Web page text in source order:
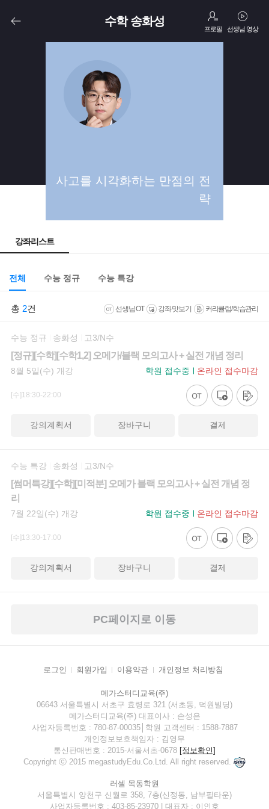
수학 송화성
프로필 선생님 영상
사고를 시각화하는 만점의 전
략
강좌리스트
전체 수능 정규 수능 특강
총 2건 선생님 OT 강좌 맛보기 커리큘럼/학습관리
수능 정규 송화성 고3/N수
[정규][수학][수학1,2] 오메가/블랙 모의고사 + 실전 개념 정리
8월 5일(수) 개강 학원 접수중 온라인 접수마감
[수]18:30-22:00
강의계획서 장바구니 결제
수능 특강 송화성 고3/N수
[썸머특강][수학][미적분] 오메가 블랙 모의고사 + 실전 개념 정
리
7월 22일(수) 개강 학원 접수중 온라인 접수마감
[수]13:30-17:00
강의계획서 장바구니 결제
PC페이지로 이동
로그인 회원가입 이용약관 개인정보 처리방침
메가스터디교육(주)
06643 서울특별시 서초구 효령로 321 (서초동, 덕원빌딩)
메가스터디교육(주) 대표이사 : 손성은
사업자등록번호 : 780-87-00035│학원 고객센터 : 1588-7887
개인정보보호책임자 : 김영무
통신판매번호 : 2015-서울서초-0678 [정보확인]
Copyright ⓒ 2015 megastudyEdu.Co.Ltd. All right reserved.
러셀 목동학원
서울특별시 양천구 신월로 358, 7층(신정동, 남부필타운)
사업자등록번호 : 403-85-23970 | 대표자 : 이인호